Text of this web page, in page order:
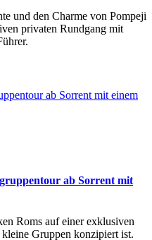
und den Charme von Pompeji
privaten Rundgang mit
ab Sorrent mit einem
ab Sorrent mit
Roms auf einer exklusiven
Gruppen konzipiert ist.